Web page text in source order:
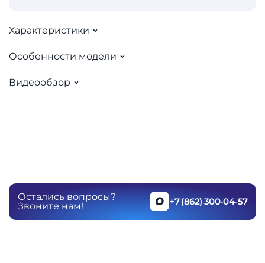
Характеристики
Особенности модели
Видеообзор
Остались вопросы?
Звоните нам!
+7 (862) 300-04-57